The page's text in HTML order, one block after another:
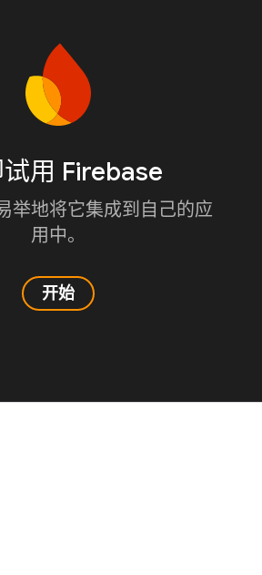
用 Firebase
举地将它集成到自己的应
用中。
开始